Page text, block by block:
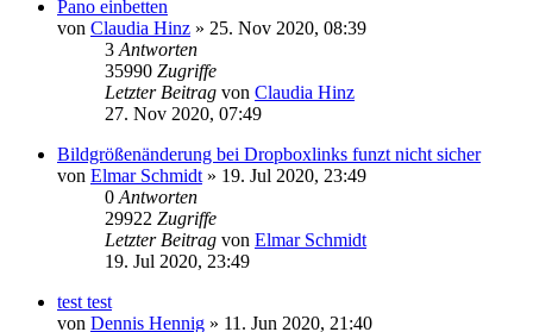
Pano einbetten
von Claudia Hinz » 25. Nov 2020, 08:39
3 Antworten
35990 Zugriffe
Letzter Beitrag von Claudia Hinz
27. Nov 2020, 07:49
Bildgrößenänderung bei Dropboxlinks funzt nicht sicher
von Elmar Schmidt » 19. Jul 2020, 23:49
0 Antworten
29922 Zugriffe
Letzter Beitrag von Elmar Schmidt
19. Jul 2020, 23:49
test test
von Dennis Hennig » 11. Jun 2020, 21:40